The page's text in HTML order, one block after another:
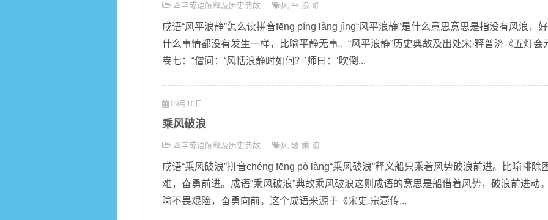
四字成语解释及历史典故 风 平 浪 静
成语“风平浪静”怎么读拼音fēng píng làng jìng“风平浪静”是什么意思意思是指没有风浪，
什么事情都没有发生一样，比喻平静无事。“风平浪静”历史典故及出处宋·释普济《五灯会
卷七：“僧问：‘风恬浪静时如何？’师曰：‘吹倒...
09月10日
乘风破浪
四字成语解释及历史典故 风 破 乘 浪
成语“乘风破浪”拼音chéng fēng pò làng“乘风破浪”释义船只乘着风势破浪前进。比喻排除
难，奋勇前进。成语“乘风破浪”典故乘风破浪这则成语的意思是船借着风势，破浪前进动
喻不畏艰险，奋勇向前。这个成语来源于《宋史.宗悫传...